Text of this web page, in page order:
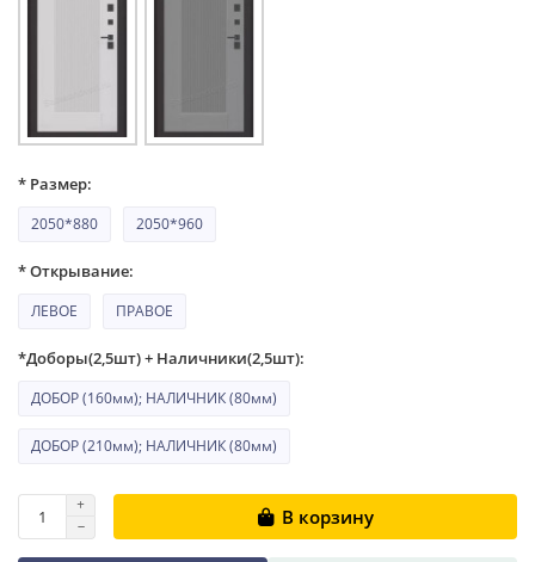
* Размер:
2050*880 2050*960
* Открывание:
ЛЕВОЕ ПРАВОЕ
*Доборы(2,5шт) + Наличники(2,5шт):
ДОБОР (160мм); НАЛИЧНИК (80мм)
ДОБОР (210мм); НАЛИЧНИК (80мм)
В корзину